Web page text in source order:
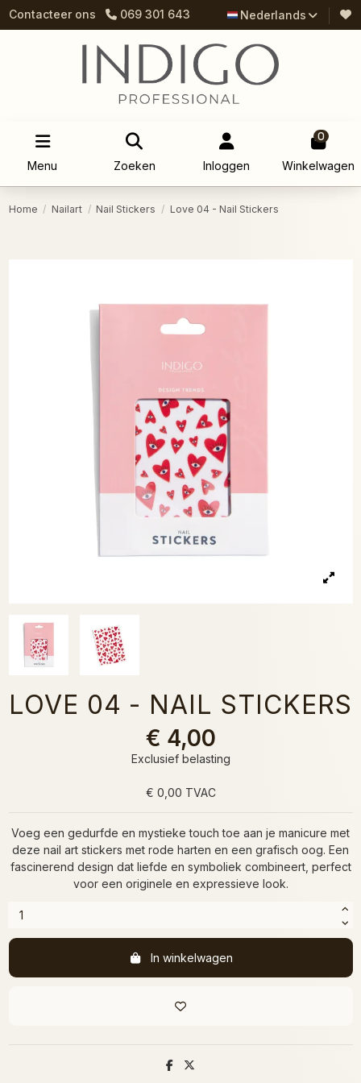
Contacteer ons 069 301 643 Nederlands
Menu Zoeken Inloggen
0
Winkelwagen
Home Nailart Nail Stickers Love 04 - Nail Stickers
LOVE 04 - NAIL STICKERS
€ 4,00
Exclusief belasting
€ 0,00 TVAC
Voeg een gedurfde en mystieke touch toe aan je manicure met
deze nail art stickers met rode harten en een grafisch oog. Een
fascinerend design dat liefde en symboliek combineert, perfect
voor een originele en expressieve look.
In winkelwagen